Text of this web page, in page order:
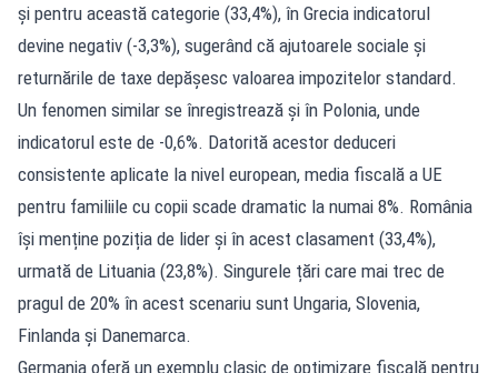
și pentru această categorie (33,4%), în Grecia indicatorul
devine negativ (-3,3%), sugerând că ajutoarele sociale și
returnările de taxe depășesc valoarea impozitelor standard.
Un fenomen similar se înregistrează și în Polonia, unde
indicatorul este de -0,6%. Datorită acestor deduceri
consistente aplicate la nivel european, media fiscală a UE
pentru familiile cu copii scade dramatic la numai 8%. România
își menține poziția de lider și în acest clasament (33,4%),
urmată de Lituania (23,8%). Singurele țări care mai trec de
pragul de 20% în acest scenariu sunt Ungaria, Slovenia,
Finlanda și Danemarca.
Germania oferă un exemplu clasic de optimizare fiscală pentru